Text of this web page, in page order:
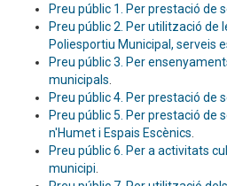
Preu públic 1. Per prestació de
Preu públic 2. Per utilització de
Poliesportiu Municipal, serveis
Preu públic 3. Per
municipals
Preu públic 4. Per prestació de
Preu públic 5. Per prestació de
n'Humet i Espais Escènics
Preu públic 6. Per a activitats
municipi